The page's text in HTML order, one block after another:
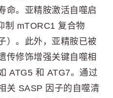
命。亚精胺激活自噬启
制 mTORC1 复合物
）。此外，亚精胺已被
传修饰增强关键自噬相
ATG5 和 ATG7。通过
关 SASP 因子的自噬清